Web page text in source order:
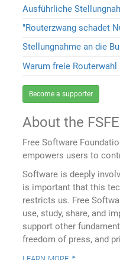
Ausführliche
"Routerzwang schadet
Stellungnahme an die
Warum freie
Become a supporter
About the FSFE
Free Software
empowers users to
Software is deeply
is important that this
restricts us. Free
use, study, share, and
support other
freedom of press, and
learn more